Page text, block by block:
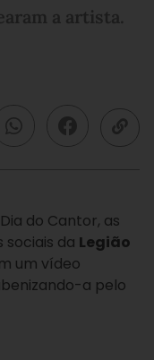
a artista.
do Cantor, as
sociais da Legião
um vídeo
a pelo